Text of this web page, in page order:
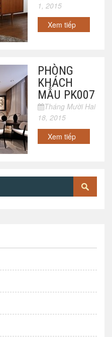
1, 2015
Xem tiếp
PHÒNG
KHÁCH
MẪU PK007
Tháng Mười Hai
18, 2015
Xem tiếp